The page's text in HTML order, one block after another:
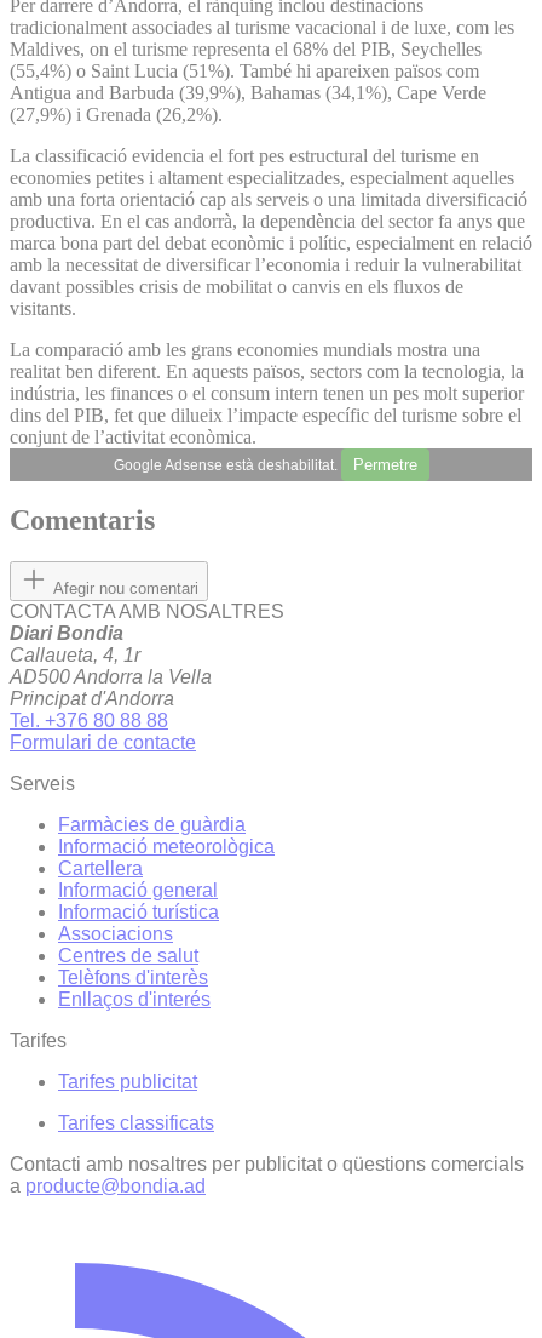
Per darrere d’Andorra, el rànquing inclou destinacions
tradicionalment associades al turisme vacacional i de luxe, com les
Maldives, on el turisme representa el 68% del PIB, Seychelles
(55,4%) o Saint Lucia (51%). També hi apareixen països com
Antigua and Barbuda (39,9%), Bahamas (34,1%), Cape Verde
(27,9%) i Grenada (26,2%).
La classificació evidencia el fort pes estructural del turisme en
economies petites i altament especialitzades, especialment aquelles
amb una forta orientació cap als serveis o una limitada diversificació
productiva. En el cas andorrà, la dependència del sector fa anys que
marca bona part del debat econòmic i polític, especialment en relació
amb la necessitat de diversificar l’economia i reduir la vulnerabilitat
davant possibles crisis de mobilitat o canvis en els fluxos de
visitants.
La comparació amb les grans economies mundials mostra una
realitat ben diferent. En aquests països, sectors com la tecnologia, la
indústria, les finances o el consum intern tenen un pes molt superior
dins del PIB, fet que dilueix l’impacte específic del turisme sobre el
conjunt de l’activitat econòmica.
Google Adsense està deshabilitat. Permetre
Comentaris
Afegir nou comentari
CONTACTA AMB NOSALTRES
Diari Bondia
Callaueta, 4, 1r
AD500 Andorra la Vella
Principat d'Andorra
Tel. +376 80 88 88
Formulari de contacte
Serveis
Farmàcies de guàrdia
Informació meteorològica
Cartellera
Informació general
Informació turística
Associacions
Centres de salut
Telèfons d'interès
Enllaços d'interés
Tarifes
Tarifes publicitat
Tarifes classificats
Contacti amb nosaltres per publicitat o qüestions comercials
a producte@bondia.ad